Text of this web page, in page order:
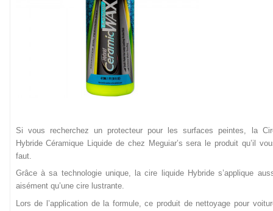
Si vous recherchez un protecteur pour les surfaces peintes, la
Hybride Céramique Liquide de chez Meguiar’s sera le produit qu’il
faut.
Grâce à sa technologie unique, la cire liquide Hybride s’applique
aisément qu’une cire lustrante.
Lors de l’application de la formule, ce produit de nettoyage pour